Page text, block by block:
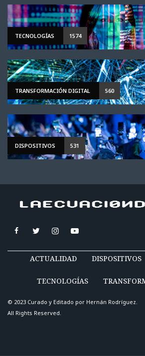
TECNOLOGÍAS 1574
TRANSFORMACIÓN DIGITAL 560
DISPOSITIVOS 531
ACTUALIDAD DISPOSITIVOS
TECNOLOGÍAS
© 2023 Curado y Editado por Hernán Rodríguez.
All Rights Reserved.